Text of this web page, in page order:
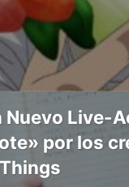
Nuevo Live-
por los